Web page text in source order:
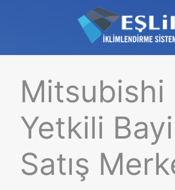
Mitsubishi
Yetkili Bayi
Satış